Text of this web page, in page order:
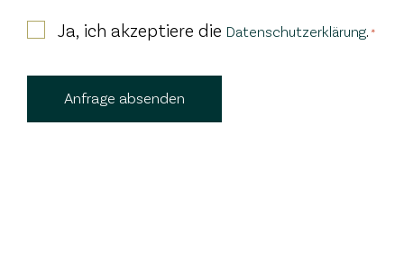
Consent
Ja, ich akzeptiere die Datenschutzerklärung.*